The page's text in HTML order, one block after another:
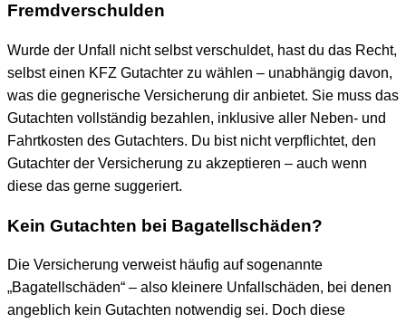
Fremdverschulden
Wurde der Unfall nicht selbst verschuldet, hast du das Recht,
selbst einen KFZ Gutachter zu wählen – unabhängig davon,
was die gegnerische Versicherung dir anbietet. Sie muss das
Gutachten vollständig bezahlen, inklusive aller Neben- und
Fahrtkosten des Gutachters. Du bist nicht verpflichtet, den
Gutachter der Versicherung zu akzeptieren – auch wenn
diese das gerne suggeriert.
Kein Gutachten bei Bagatellschäden?
Die Versicherung verweist häufig auf sogenannte
„Bagatellschäden“ – also kleinere Unfallschäden, bei denen
angeblich kein Gutachten notwendig sei. Doch diese